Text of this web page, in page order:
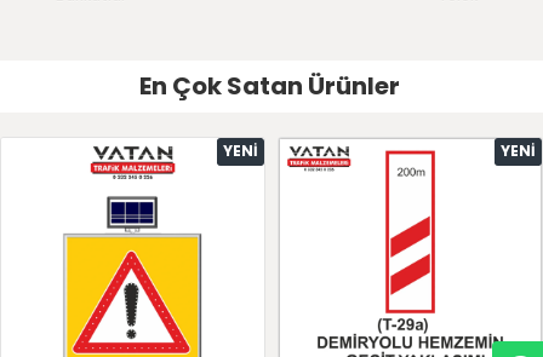
En Çok Satan Ürünler
YENI YENI